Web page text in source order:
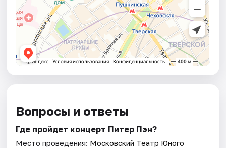
Вопросы и ответы
Где пройдет концерт Питер Пэн?
Место проведения: Московский Театр Юного